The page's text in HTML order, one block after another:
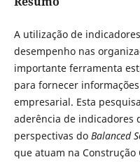
A utilização de
desempenho nas
importante ferramenta
para fornecer
empresarial. Esta
aderência de indicadores
perspectivas do Balanced
que atuam na Construção